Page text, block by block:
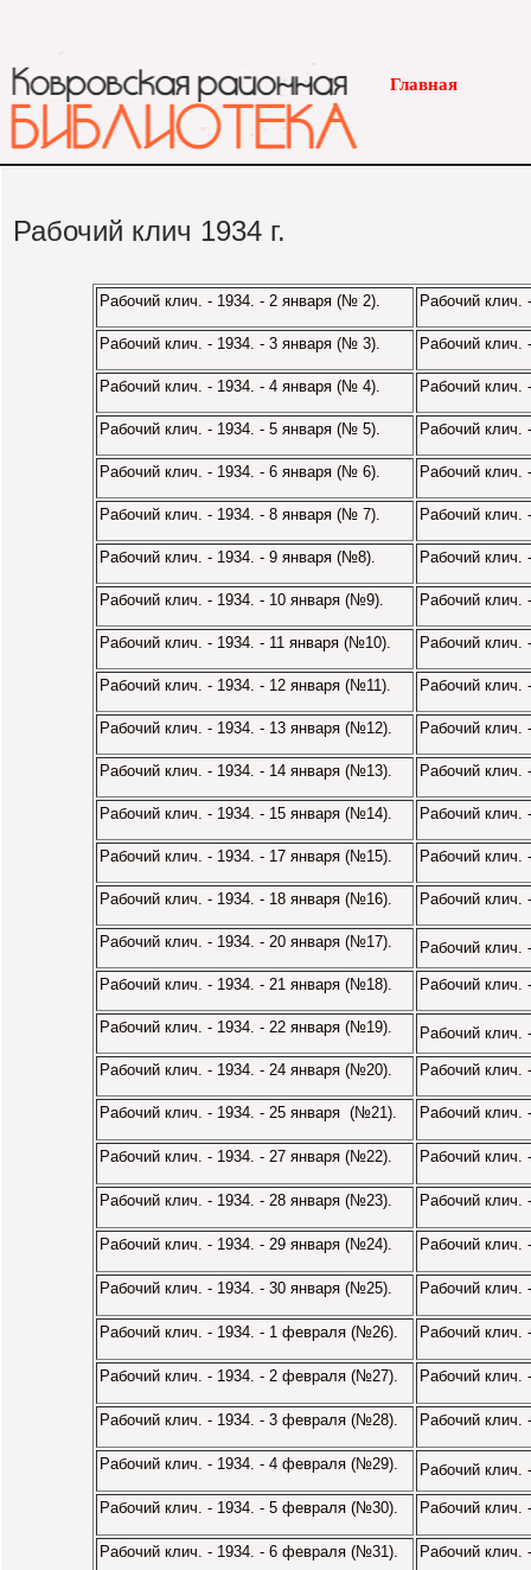
Главная
Рабочий клич 1934 г.
Рабочий клич. - 1934. - 2 января (№ 2). Рабочий
Рабочий клич. - 1934. - 3 января (№ 3). Рабочий
Рабочий клич. - 1934. - 4 января (№ 4). Рабочий
Рабочий клич. - 1934. - 5 января (№ 5). Рабочий
Рабочий клич. - 1934. - 6 января (№ 6). Рабочий
Рабочий клич. - 1934. - 8 января (№ 7). Рабочий
Рабочий клич. - 1934. - 9 января (№8). Рабочий
Рабочий клич. - 1934. - 10 января (№9). Рабочий
Рабочий клич. - 1934. - 11 января (№10). Рабочий
Рабочий клич. - 1934. - 12 января (№11). Рабочий
Рабочий клич. - 1934. - 13 января (№12). Рабочий
Рабочий клич. - 1934. - 14 января (№13). Рабочий
Рабочий клич. - 1934. - 15 января (№14). Рабочий
Рабочий клич. - 1934. - 17 января (№15). Рабочий
Рабочий клич. - 1934. - 18 января (№16). Рабочий
Рабочий клич. - 1934. - 20 января (№17). Рабочий
Рабочий клич. - 1934. - 21 января (№18). Рабочий
Рабочий клич. - 1934. - 22 января (№19). Рабочий
Рабочий клич. - 1934. - 24 января (№20). Рабочий
Рабочий клич. - 1934. - 25 января (№21). Рабочий
Рабочий клич. - 1934. - 27 января (№22). Рабочий
Рабочий клич. - 1934. - 28 января (№23). Рабочий
Рабочий клич. - 1934. - 29 января (№24). Рабочий
Рабочий клич. - 1934. - 30 января (№25). Рабочий
Рабочий клич. - 1934. - 1 февраля (№26). Рабочий
Рабочий клич. - 1934. - 2 февраля (№27). Рабочий
Рабочий клич. - 1934. - 3 февраля (№28). Рабочий
Рабочий клич. - 1934. - 4 февраля (№29). Рабочий
Рабочий клич. - 1934. - 5 февраля (№30). Рабочий
Рабочий клич. - 1934. - 6 февраля (№31). Рабочий